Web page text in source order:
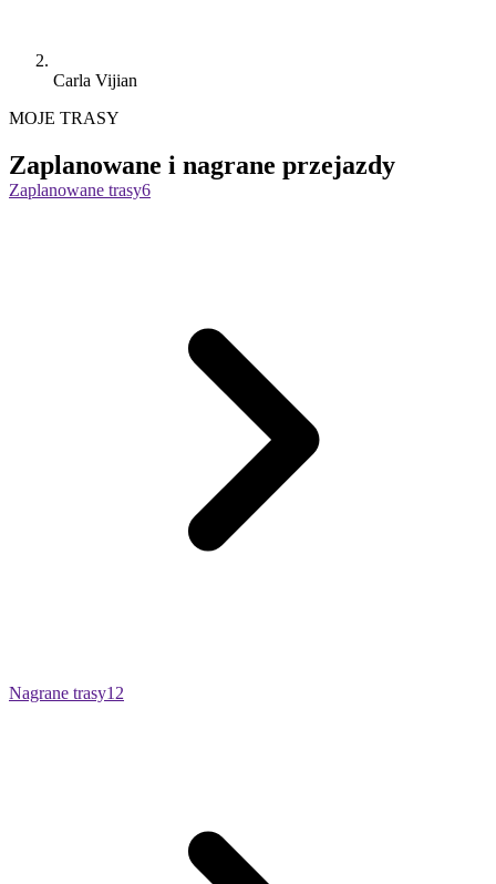
Carla Vijian
MOJE TRASY
Zaplanowane i nagrane przejazdy
Zaplanowane trasy6
Nagrane trasy12